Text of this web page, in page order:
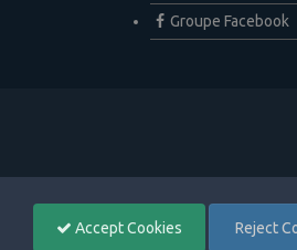
Groupe Facebook
Accept Cookies Reject